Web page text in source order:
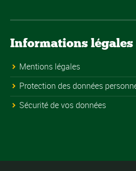
Informations légales
Mentions légales
Protection des données
Sécurité de vos données